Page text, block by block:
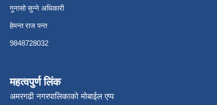
गुनासो सुन्ने अधिकारी
हेमन्त राज पन्त
9848728032
महत्वपुर्ण लिंक
अमरगढी नगरपालिकाको मोबाईल एप्प